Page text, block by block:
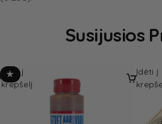
Susijusios
★
Įdėti į
krepšelį
Įdėti į